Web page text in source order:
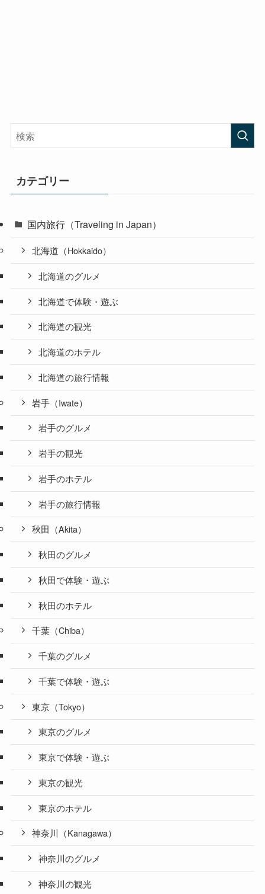
カテゴリー
国内旅行（Traveling in Japan）
北海道（Hokkaido）
北海道のグルメ
北海道で体験・遊ぶ
北海道の観光
北海道のホテル
北海道の旅行情報
岩手（Iwate）
岩手のグルメ
岩手の観光
岩手のホテル
岩手の旅行情報
秋田（Akita）
秋田のグルメ
秋田で体験・遊ぶ
秋田のホテル
千葉（Chiba）
千葉のグルメ
千葉で体験・遊ぶ
東京（Tokyo）
東京のグルメ
東京で体験・遊ぶ
東京の観光
東京のホテル
神奈川（Kanagawa）
神奈川のグルメ
神奈川の観光